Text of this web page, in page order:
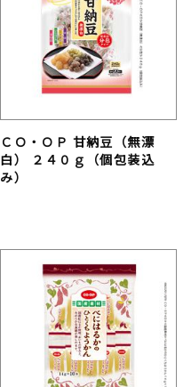
ＣＯ・ＯＰ 甘納豆（無漂
白） ２４０ｇ（個包装込
み）